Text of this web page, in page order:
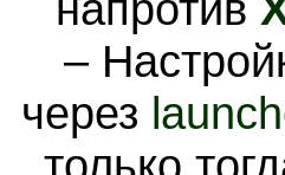
–
через
только